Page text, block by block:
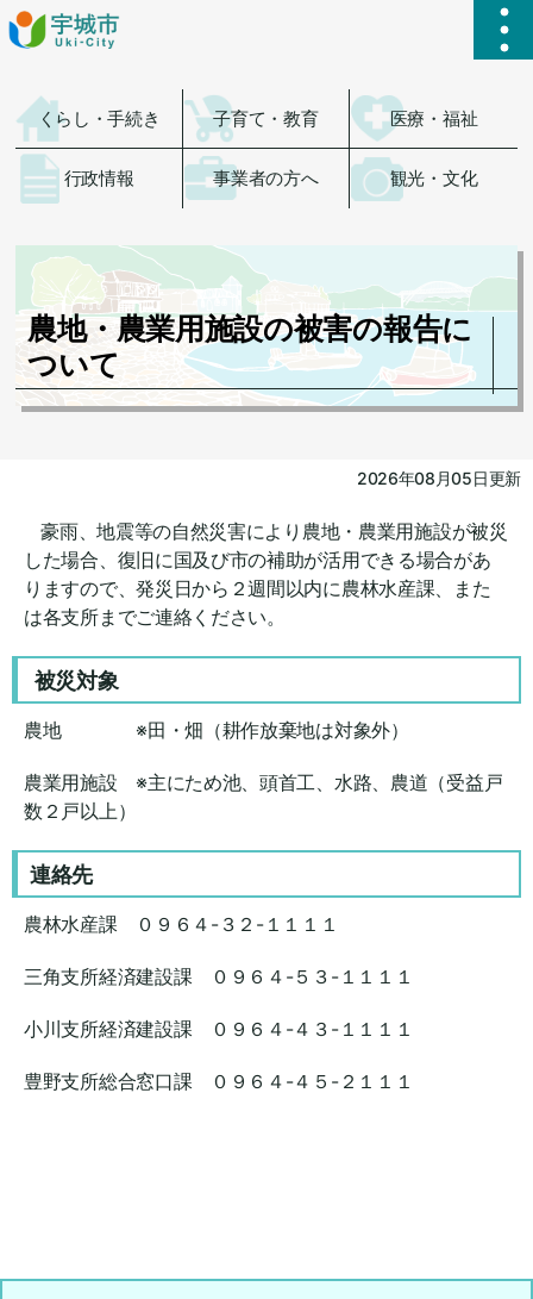
ハ
くらし・手続き 子育て・教育 医療・福祉
行政情報 事業者の方へ 観光・文化
農地・農業用施設の被害の報告に
ついて
2026年08月05日更新
豪雨、地震等の自然災害により農地・農業用施設が被災
した場合、復旧に国及び市の補助が活用できる場合があ
りますので、発災日から２週間以内に農林水産課、また
は各支所までご連絡ください。
被災対象
農地 ※田・畑（耕作放棄地は対象外）
農業用施設 ※主にため池、頭首工、水路、農道（受益戸
数２戸以上）
連絡先
農林水産課 ０９６４-３２-１１１１
三角支所経済建設課 ０９６４-５３-１１１１
小川支所経済建設課 ０９６４-４３-１１１１
豊野支所総合窓口課 ０９６４-４５-２１１１